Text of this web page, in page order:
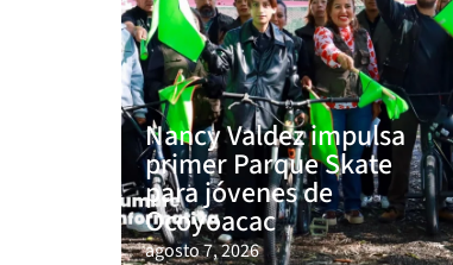
Nancy Valdez impulsa
primer Parque Skate
para jóvenes de
Ocoyoacac
agosto 7, 2026